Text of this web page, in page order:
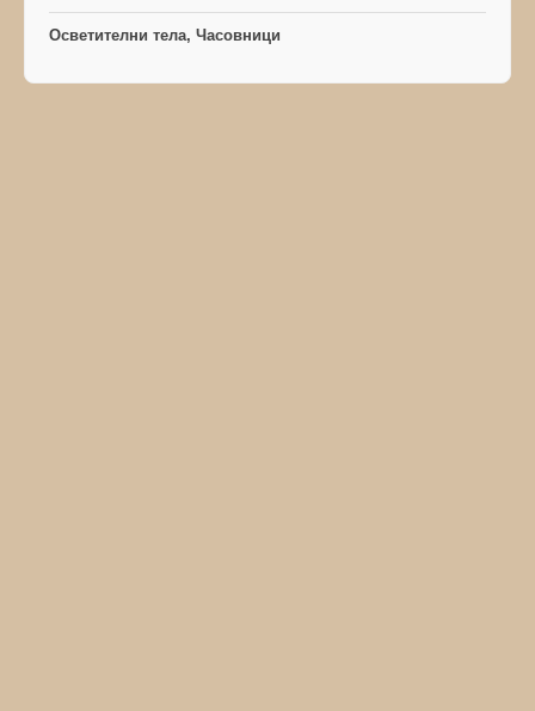
Осветителни тела, Часовници